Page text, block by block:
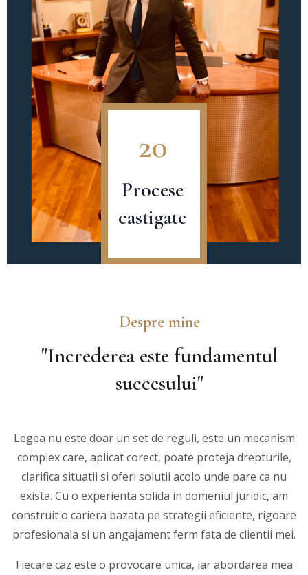
20
Procese
castigate
Despre mine
"Increderea este fundamentul
succesului"
Legea nu este doar un set de reguli, este un mecanism
complex care, aplicat corect, poate proteja drepturile,
clarifica situatii si oferi solutii acolo unde pare ca nu
exista. Cu o experienta solida in domeniul juridic, am
construit o cariera bazata pe strategii eficiente, rigoare
profesionala si un angajament ferm fata de clientii mei.
Fiecare caz este o provocare unica, iar abordarea mea